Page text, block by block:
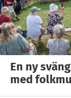
En ny
med